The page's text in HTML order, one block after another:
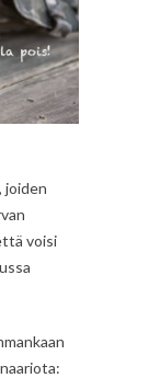
joiden
voisi